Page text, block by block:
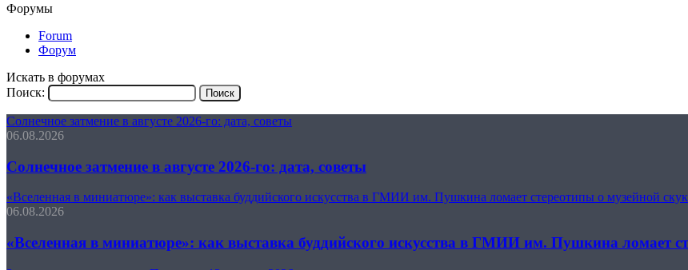
Форумы
Forum
Форум
Искать в форумах
Поиск:
Солнечное затмение в августе 2026-го: дата, советы
06.08.2026
Солнечное затмение в августе 2026-го: дата, советы
«Вселенная в миниатюре»: как выставка буддийского искусства в ГМИИ им. Пушкина ломает стереотипы о музейной
06.08.2026
«Вселенная в миниатюре»: как выставка буддийского искусства в ГМИИ им. Пушкина ломает